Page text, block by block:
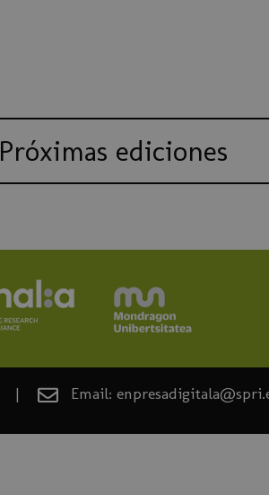
Próximas ediciones
| Email: